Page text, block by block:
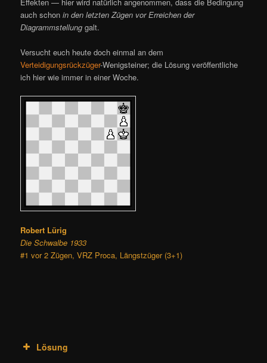
auch schonin den letzten Zügen vor Erreichen der
Diagrammstellung galt.
Versucht euch heute doch einmal an dem
Verteidigungsrückzüger-Wenigsteiner; die Lösung veröffentliche
ich hier wie immer in einer Woche.
Robert Lürig
Die Schwalbe 1933
#1 vor 2 Zügen, VRZ Proca, Längstzüger (3+1)
Lösung